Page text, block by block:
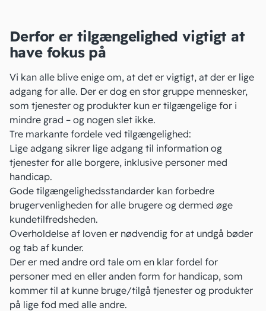
Derfor er tilgængelighed vigtigt at
have fokus på
Vi kan alle blive enige om, at det er vigtigt, at der er lige
adgang for alle. Der er dog en stor gruppe mennesker,
som tjenester og produkter kun er tilgængelige for i
mindre grad – og nogen slet ikke.
Tre markante fordele ved tilgængelighed:
Lige adgang sikrer lige adgang til information og
tjenester for alle borgere, inklusive personer med
handicap.
Gode tilgængelighedsstandarder kan forbedre
brugervenligheden for alle brugere og dermed øge
kundetilfredsheden.
Overholdelse af loven er nødvendig for at undgå bøder
og tab af kunder.
Der er med andre ord tale om en klar fordel for
personer med en eller anden form for handicap, som
kommer til at kunne bruge/tilgå tjenester og produkter
på lige fod med alle andre.